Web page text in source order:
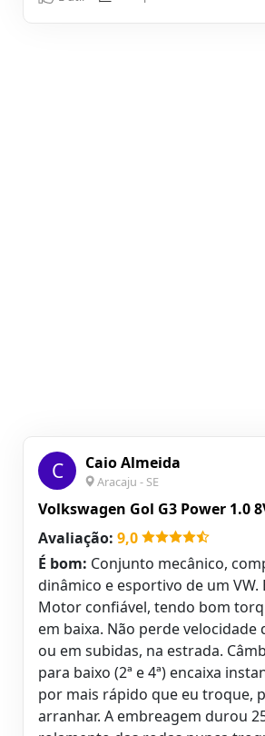
C Caio Almeida
Aracaju - SE
Volkswagen Gol G3 Power 1.0
Avaliação: 9,0
É bom: Conjunto mecânico,
dinâmico e esportivo de um VW.
Motor confiável, tendo bom
em baixa. Não perde velocidade
ou em subidas, na estrada.
para baixo (2ª e 4ª) encaixa
por mais rápido que eu troque,
arranhar. A embreagem durou